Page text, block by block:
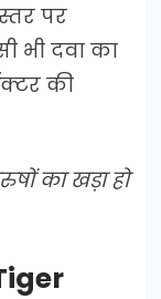
पर
भी दवा का
की
का खड़ा हो